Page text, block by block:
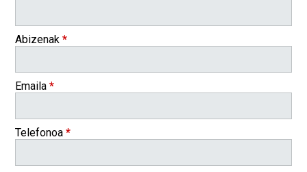
Abizenak *
Emaila *
Telefonoa *